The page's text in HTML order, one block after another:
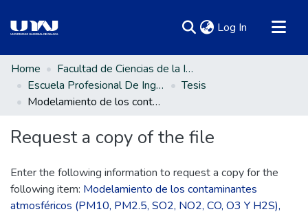
Log In (current)
Communities & Collections
All of DSpace
Statistics
Home
Facultad de Ciencias de la Ingeniería
Escuela Profesional De Ingeniería Ambiental Y Forestal
Tesis
Modelamiento de los contaminantes atmosféricos (PM10, PM2.5, SO2, NO2, CO, O3 Y H2S), emitidos por ladrilleras artesanales mediante el software AERMOD, en el distrito Juliaca, Perú.
Request a copy of the file
Enter the following information to request a copy for the
following item: Modelamiento de los contaminantes
atmosféricos (PM10, PM2.5, SO2, NO2, CO, O3 Y H2S),